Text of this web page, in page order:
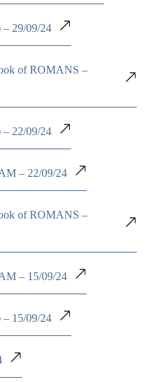
29/09/24
of ROMANS –
22/09/24
– 22/09/24
of ROMANS –
– 15/09/24
15/09/24